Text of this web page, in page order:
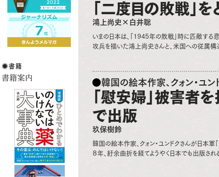
「二度目の敗戦」
鴻上尚史×白井聡
いまの日本は、「1945年の敗戦」時に匹敵する
攻兵を描いた鴻上尚史さんと、米国への従属構
韓国の絵本作家、クォン・ユン
「慰安婦」被害者
で出版
玖保樹鈴
韓国の絵本作家、クォン・ユンドクさんが日本
８年、紆余曲折を経てようやく日本でも出版され